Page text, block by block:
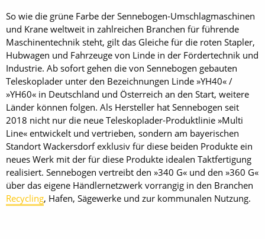
So wie die grüne Farbe der Sennebogen-Umschlagmaschinen
und Krane weltweit in zahlreichen Branchen für führende
Maschinentechnik steht, gilt das Gleiche für die roten Stapler,
Hubwagen und Fahrzeuge von Linde in der Fördertechnik und
Industrie. Ab sofort gehen die von Sennebogen gebauten
Teleskoplader unter den Bezeichnungen Linde »YH40« /
»YH60« in Deutschland und Österreich an den Start, weitere
Länder können folgen. Als Hersteller hat Sennebogen seit
2018 nicht nur die neue Teleskoplader-Produktlinie »Multi
Line« entwickelt und vertrieben, sondern am bayerischen
Standort Wackersdorf exklusiv für diese beiden Produkte ein
neues Werk mit der für diese Produkte idealen Taktfertigung
realisiert. Sennebogen vertreibt den »340 G« und den »360 G«
über das eigene Händlernetzwerk vorrangig in den Branchen
Recycling, Hafen, Sägewerke und zur kommunalen Nutzung.